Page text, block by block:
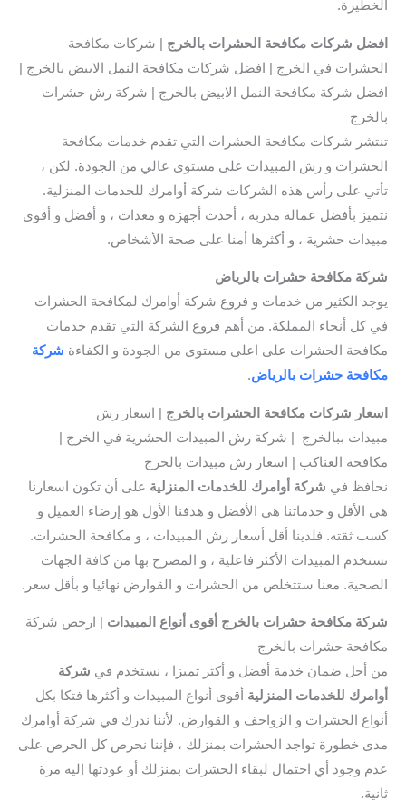
الخطيرة.
افضل شركات مكافحة الحشرات بالخرج | شركات مكافحة
الحشرات في الخرج | افضل شركات مكافحة النمل الابيض بالخرج |
افضل شركة مكافحة النمل الابيض بالخرج | شركة رش حشرات
بالخرج
تنتشر شركات مكافحة الحشرات التي تقدم خدمات مكافحة
الحشرات و رش المبيدات على مستوى عالي من الجودة. لكن ،
تأتي على رأس هذه الشركات شركة أوامرك للخدمات المنزلية.
نتميز بأفضل عمالة مدربة ، أحدث أجهزة و معدات ، و أفضل و أقوى
مبيدات حشرية ، و أكثرها أمنا على صحة الأشخاص.
شركة مكافحة حشرات بالرياض
يوجد الكثير من خدمات و فروع شركة أوامرك لمكافحة الحشرات
في كل أنحاء المملكة. من أهم فروع الشركة التي تقدم خدمات
مكافحة الحشرات على اعلى مستوى من الجودة و الكفاءة شركة
مكافحة حشرات بالرياض.
اسعار شركات مكافحة الحشرات بالخرج | اسعار رش
مبيدات ببالخرج | شركة رش المبيدات الحشرية في الخرج |
مكافحة العناكب | اسعار رش مبيدات بالخرج
نحافظ في شركة أوامرك للخدمات المنزلية على أن تكون اسعارنا
هي الأقل و خدماتنا هي الأفضل و هدفنا الأول هو إرضاء العميل و
كسب ثقته. فلدينا أقل أسعار رش المبيدات ، و مكافحة الحشرات.
نستخدم المبيدات الأكثر فاعلية ، و المصرح بها من كافة الجهات
الصحية. معنا ستتخلص من الحشرات و القوارض نهائيا و بأقل سعر.
شركة مكافحة حشرات بالخرج أقوى أنواع المبيدات | ارخص شركة
مكافحة حشرات بالخرج
من أجل ضمان خدمة أفضل و أكثر تميزا ، نستخدم في شركة
أوامرك للخدمات المنزلية أقوى أنواع المبيدات و أكثرها فتكا بكل
أنواع الحشرات و الزواحف و القوارض. لأننا ندرك في شركة أوامرك
مدى خطورة تواجد الحشرات بمنزلك ، فإننا نحرص كل الحرص على
عدم وجود أي احتمال لبقاء الحشرات بمنزلك أو عودتها إليه مرة
ثانية.